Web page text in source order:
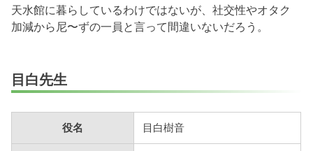
天水館に暮らしているわけではないが、社交性やオタク
加減から尼〜ずの一員と言って間違いないだろう。
目白先生
役名 目白樹音